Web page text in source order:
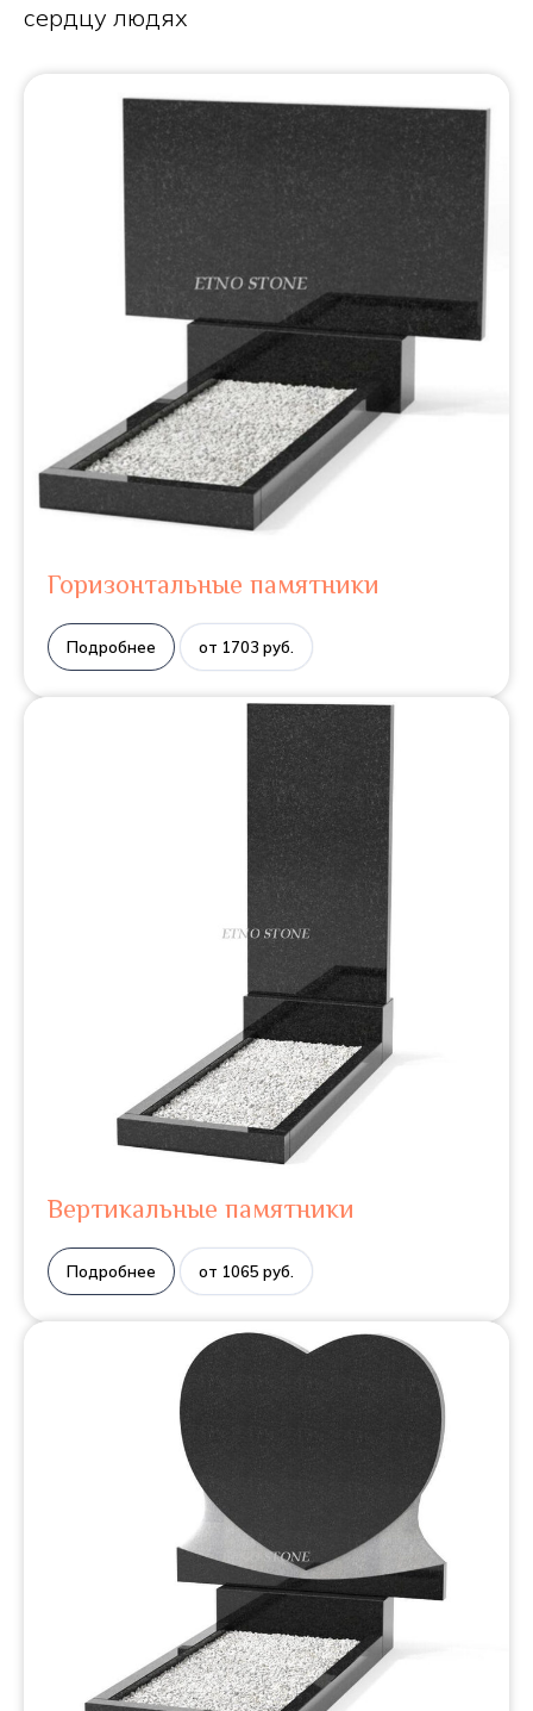
сердцу людях
Горизонтальные памятники
Подробнее от 1703 руб.
Вертикальные памятники
Подробнее от 1065 руб.